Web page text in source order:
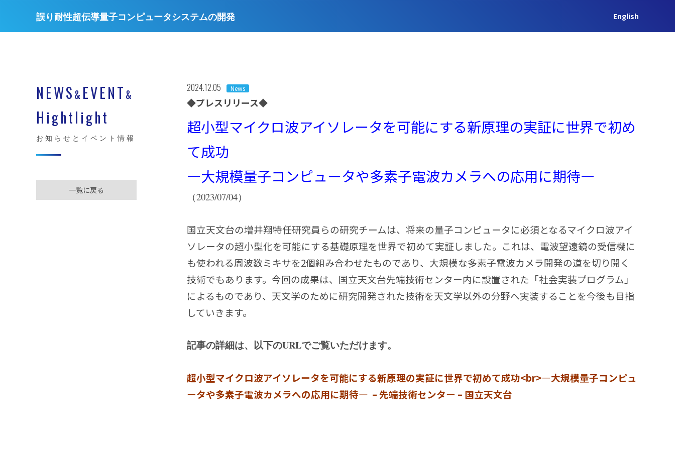
誤り耐性超伝導量子コンピュータシステムの開発 English
NEWS & EVENT &
Hightlight
お知らせとイベント情報
一覧に戻る
2024.12.05 News
◆プレスリリース◆
超小型マイクロ波アイソレータを可能にする新原理の実証に世界で初め
て成功
―大規模量子コンピュータや多素子電波カメラへの応用に期待―
（2023/07/04）
国立天文台の増井翔特任研究員らの研究チームは、将来の量子コンピュータに必須となるマイクロ波アイ
ソレータの超小型化を可能にする基礎原理を世界で初めて実証しました。これは、電波望遠鏡の受信機に
も使われる周波数ミキサを2個組み合わせたものであり、大規模な多素子電波カメラ開発の道を切り開く
技術でもあります。今回の成果は、国立天文台先端技術センター内に設置された「社会実装プログラム」
によるものであり、天文学のために研究開発された技術を天文学以外の分野へ実装することを今後も目指
していきます。
記事の詳細は、以下のURLでご覧いただけます。
超小型マイクロ波アイソレータを可能にする新原理の実証に世界で初めて成功<br>―大規模量子コンピュ
ータや多素子電波カメラへの応用に期待― – 先端技術センター – 国立天文台